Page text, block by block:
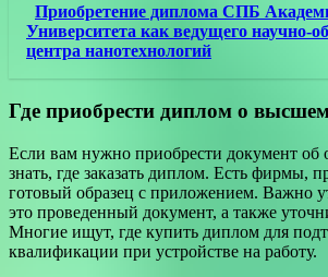
Приобретение диплома СПБ
Университета как ведущего научно-
центра нанотехнологий
Где приобрести диплом о
Если вам нужно приобрести документ об
знать, где заказать диплом. Есть фирмы,
готовый образец с приложением. Важно
это проведенный документ, а также
Многие ищут, где купить диплом для
квалификации при устройстве на работу.